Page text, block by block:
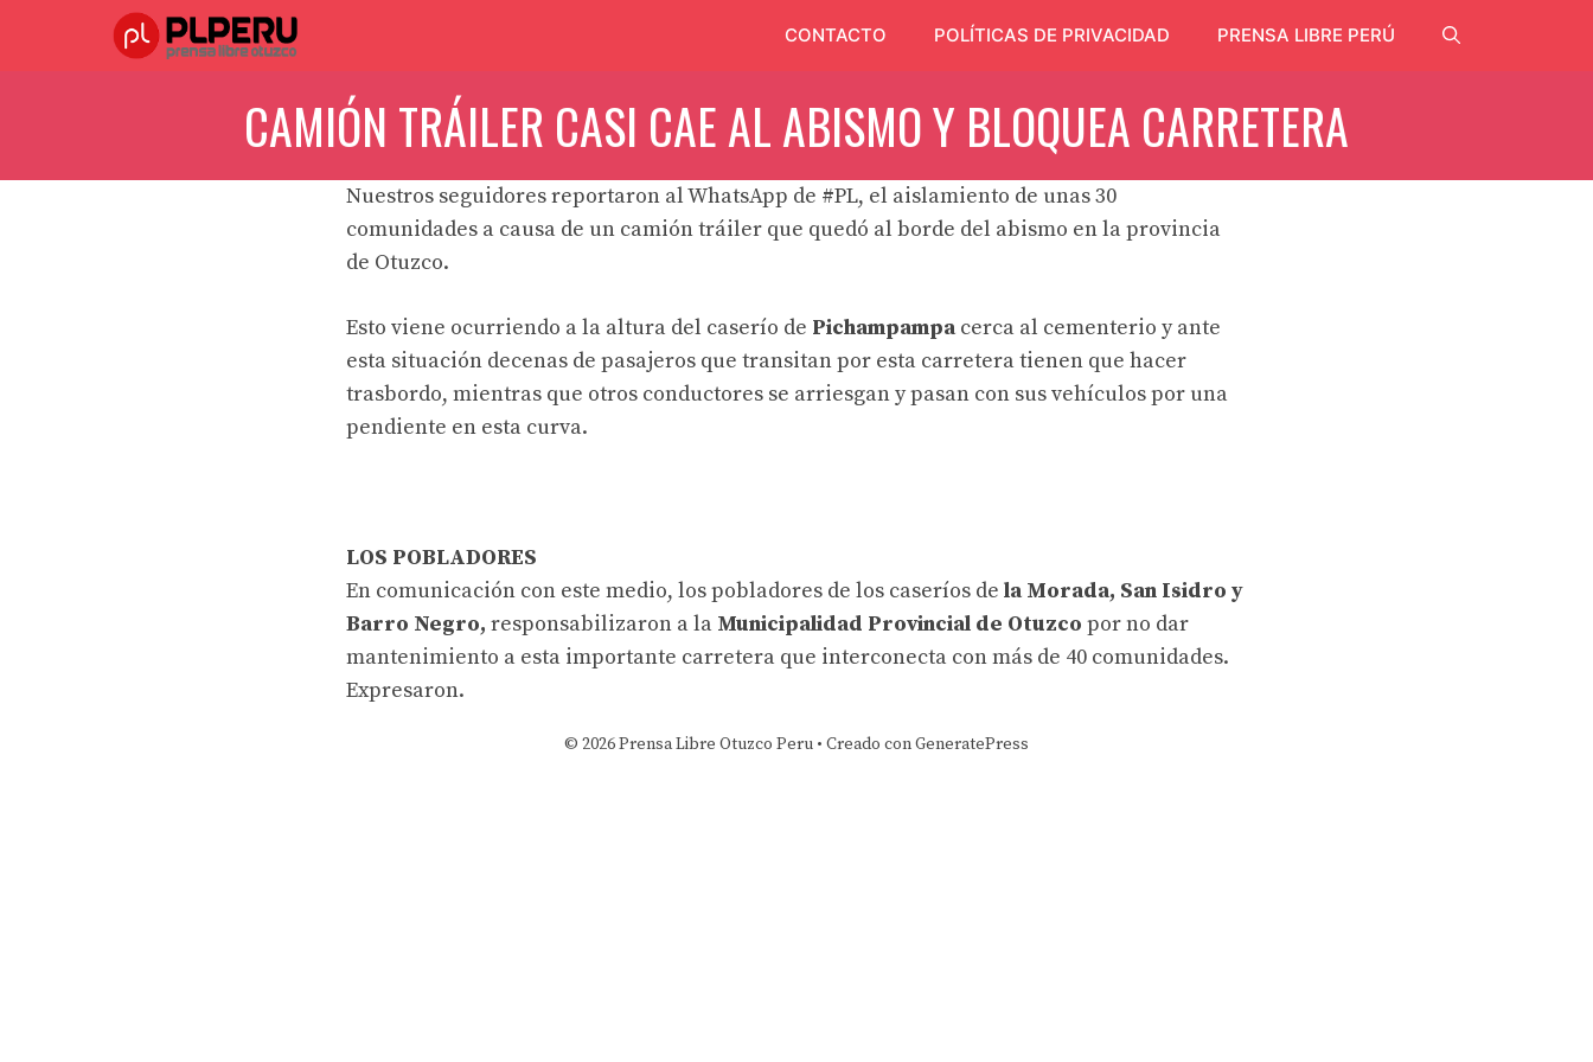
CONTACTO POLÍTICAS DE PRIVACIDAD PRENSA LIBRE PERÚ
CAMIÓN TRÁILER CASI CAE AL ABISMO Y BLOQUEA CARRETERA
Nuestros seguidores reportaron al WhatsApp de #PL, el aislamiento de unas 30
comunidades a causa de un camión tráiler que quedó al borde del abismo en la provincia
de Otuzco.
Esto viene ocurriendo a la altura del caserío de Pichampampa cerca al cementerio y ante
esta situación decenas de pasajeros que transitan por esta carretera tienen que hacer
trasbordo, mientras que otros conductores se arriesgan y pasan con sus vehículos por una
pendiente en esta curva.
LOS POBLADORES
En comunicación con este medio, los pobladores de los caseríos de la Morada, San Isidro y
Barro Negro, responsabilizaron a la Municipalidad Provincial de Otuzco por no dar
mantenimiento a esta importante carretera que interconecta con más de 40 comunidades.
Expresaron.
© 2026 Prensa Libre Otuzco Peru • Creado conGeneratePress